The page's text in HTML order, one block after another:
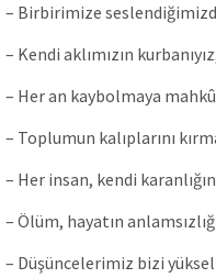
– Birbirimize
– Kendi aklımızın
– Her an kaybolmaya
– Toplumun kalıplarını
– Her insan, kendi
– Ölüm, hayatın
– Düşüncelerimiz bizi